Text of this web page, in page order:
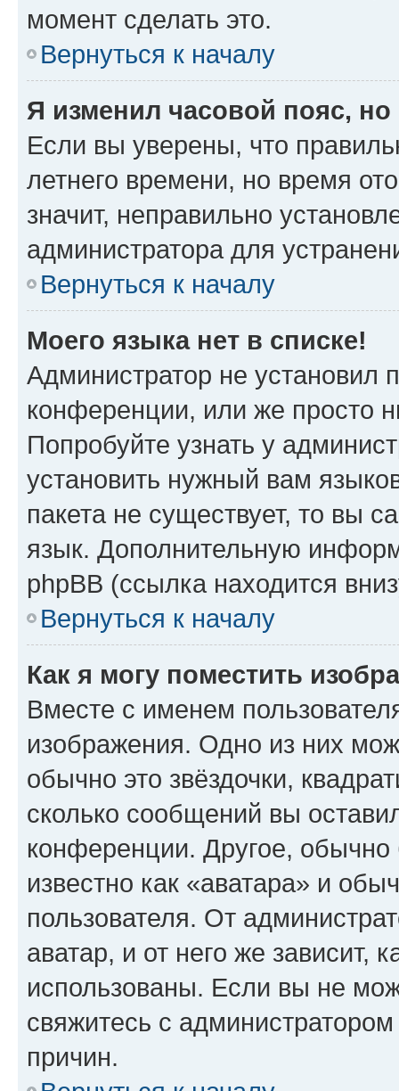
момент сделать это.
Вернуться к началу
Я изменил часовой пояс,
Если вы уверены, что
летнего времени, но время
значит, неправильно
администратора для
Вернуться к началу
Моего языка нет в списке!
Администратор не установил
конференции, или же просто
Попробуйте узнать у
установить нужный вам
пакета не существует, то вы
язык. Дополнительную
phpBB (ссылка находится
Вернуться к началу
Как я могу поместить
Вместе с именем
изображения. Одно из них
обычно это звёздочки,
сколько сообщений вы
конференции. Другое,
известно как «аватара» и
пользователя. От
аватар, и от него же зависит,
использованы. Если вы не
свяжитесь с
причин.